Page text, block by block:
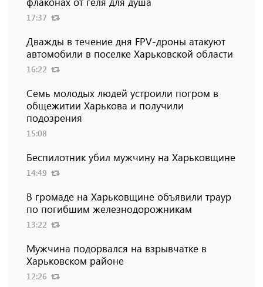
17:37
Дважды в течение дня FPV-дроны атакуют
автомобили в поселке Харьковской области
16:22
Семь молодых людей устроили погром в
общежитии Харькова и получили
подозрения
15:08
Беспилотник убил мужчину на Харьковщине
14:49
В громаде на Харьковщине объявили траур
по погибшим железнодорожникам
13:22
Мужчина подорвался на взрывчатке в
Харьковском районе
12:26